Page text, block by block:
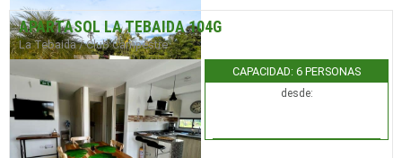
APARTASOL LA TEBAIDA 104G
La Tebaida / Club Campestre
CAPACIDAD: 6 PERSONAS
desde: